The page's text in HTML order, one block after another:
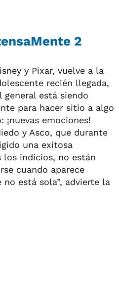
2
y Pixar, vuelve a la
recién llegada,
está siendo
para hacer sitio a algo
emociones!
y Asco, que durante
una exitosa
los indicios, no están
cuando aparece
no está sola”, advierte la